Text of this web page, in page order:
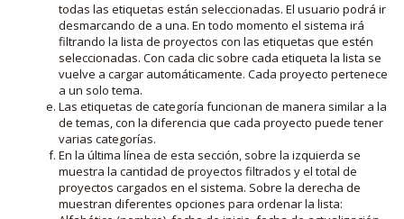
todas las etiquetas están seleccionadas. El usuario podrá ir
desmarcando de a una. En todo momento el sistema irá
filtrando la lista de proyectos con las etiquetas que estén
seleccionadas. Con cada clic sobre cada etiqueta la lista se
vuelve a cargar automáticamente. Cada proyecto pertenece
a un solo tema.
Las etiquetas de categoría funcionan de manera similar a la
de temas, con la diferencia que cada proyecto puede tener
varias categorías.
En la última línea de esta sección, sobre la izquierda se
muestra la cantidad de proyectos filtrados y el total de
proyectos cargados en el sistema. Sobre la derecha de
muestran diferentes opciones para ordenar la lista: